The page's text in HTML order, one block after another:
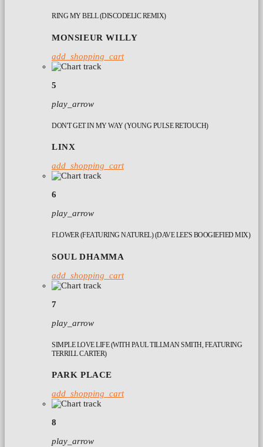
RING MY BELL (DISCODELIC REMIX)
MONSIEUR WILLY
add_shopping_cart
5
play_arrow
DON'T GET IN MY WAY (YOUNG PULSE RETOUCH)
LINX
add_shopping_cart
6
play_arrow
FLOWER (FEATURING NATUREL) (DAVE LEE'S BOOGIEFIED MIX)
SOUL DHAMMA
add_shopping_cart
7
play_arrow
SIMPLE LOVE LIFE (WITH PAUL TILLMAN SMITH, FEATURING
TERRILL CARTER)
PARK PLACE
add_shopping_cart
8
play_arrow